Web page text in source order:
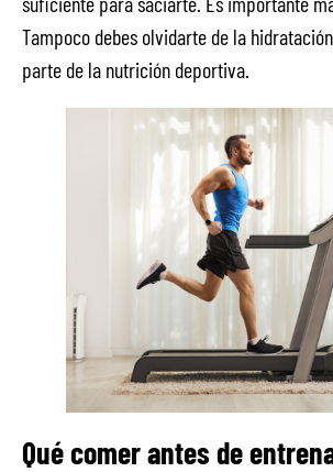
Tampoco debes olvidarte de la
parte de la nutrición deportiva.
Qué comer antes de